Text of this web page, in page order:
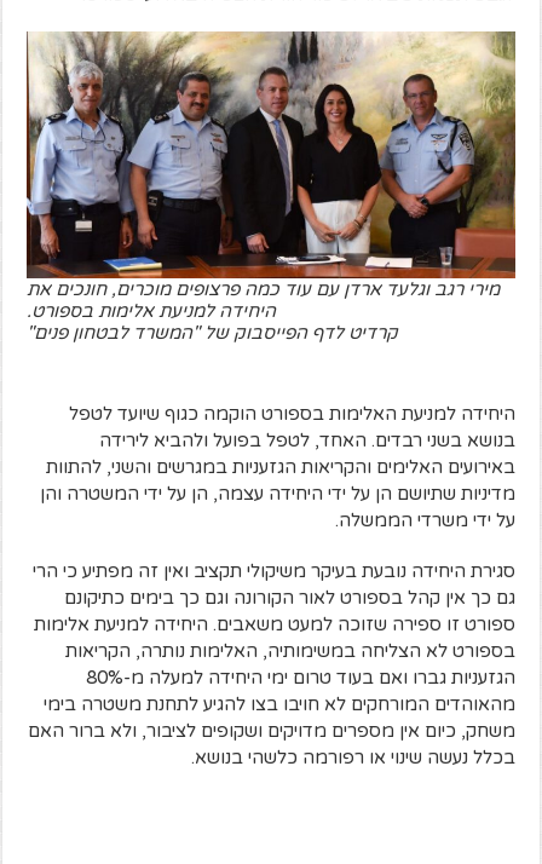
מירי רגב וגלעד ארדן עם עוד כמה פרצופים מוכרים, חונכים את
היחידה למניעת אלימות בספורט.
קרדיט לדף הפייסבוק של "המשרד לבטחון פנים"
היחידה למניעת האלימות בספורט הוקמה כגוף שיועד לטפל
בנושא בשני רבדים. האחד, לטפל בפועל ולהביא לירידה
באירועים האלימים והקריאות הגזעניות במגרשים והשני, להתוות
מדיניות שתיושם הן על ידי היחידה עצמה, הן על ידי המשטרה והן
על ידי משרדי הממשלה.
סגירת היחידה נובעת בעיקר משיקולי תקציב ואין זה מפתיע כי הרי
גם כך אין קהל בספורט לאור הקורונה וגם כך בימים כתיקונם
ספורט זו ספירה שזוכה למעט משאבים. היחידה למניעת אלימות
בספורט לא הצליחה במשימותיה, האלימות נותרה, הקריאות
הגזעניות גברו ואם בעוד טרום ימי היחידה למעלה מ-80%
מהאוהדים המורחקים לא חויבו בצו להגיע לתחנת משטרה בימי
משחק, כיום אין מספרים מדויקים ושקופים לציבור, ולא ברור האם
בכלל נעשה שינוי או רפורמה כלשהי בנושא.